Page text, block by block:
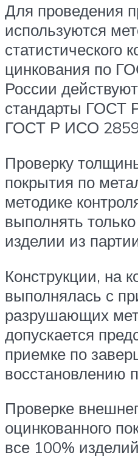
Для проведения
используются
статистического
цинкования по
России
стандарты ГОСТ
ГОСТ Р ИСО
Проверку
покрытия по
методике
выполнять
изделии из
Конструкции, на
выполнялась с
разрушающих
допускается
приемке по
восстановлению
Проверке
оцинкованного
все 100%